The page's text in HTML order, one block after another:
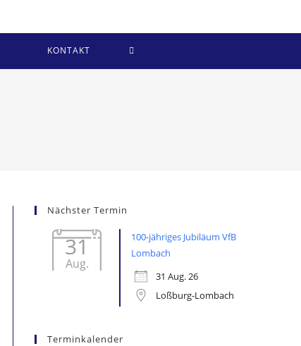
KONTAKT WEBSITE-
Nächster Termin
31
Aug.
100-jähriges Jubiläum VfB
Lombach
31 Aug. 26
Loßburg-Lombach
Terminkalender